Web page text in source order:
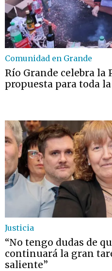
Comunidad en Grande
Río Grande celebra la
propuesta para toda
Justicia
“No tengo dudas de
continuará la gran
saliente”